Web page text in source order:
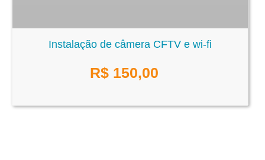
Instalação de câmera CFTV e wi-fi
R$ 150,00